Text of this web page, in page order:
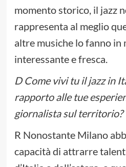
momento storico, il jazz
rappresenta al meglio
altre musiche lo fanno in
interessante e fresca.
D Come vivi tu il jazz in
rapporto alle tue
giornalista sul territorio?
R Nonostante Milano
capacità di attrarre